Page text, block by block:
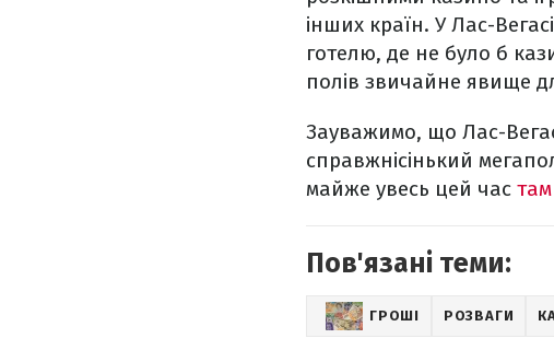
інших країн. У Лас-
готелю, де не було б
полів звичайне явище
Зауважимо, що Лас-
справжнісінький
майже увесь цей час
Пов'язані теми:
ГРОШІ РОЗВАГИ